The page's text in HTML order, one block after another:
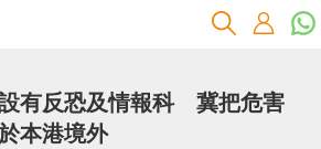
有反恐及情報科 冀把危害
本港境外